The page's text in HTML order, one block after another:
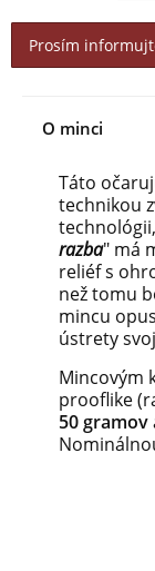
Prosím
O minci
Táto
technikou
technológii,
razba" má
reliéfs
nežtomu
mincu
ústrety
Mincovým
prooflike(
50gramov